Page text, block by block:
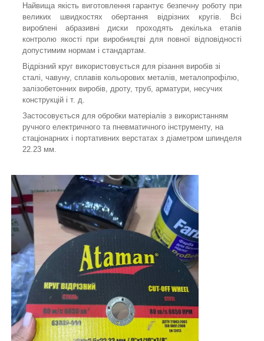
Найвища якість виготовлення гарантує безпечну роботу при
великих швидкостях обертання відрізних кругів. Всі
вироблені абразивні диски проходять декілька етапів
контролю якості при виробництві для повної відповідності
допустимим нормам і стандартам.
Відрізний круг використовується для різання виробів зі
сталі, чавуну, сплавів кольорових металів, металопрофілю,
залізобетонних виробів, дроту, труб, арматури, несучих
конструкцій і т. д.
Застосовується для обробки матеріалів з використанням
ручного електричного та пневматичного інструменту, на
стаціонарних і портативних верстатах з діаметром шпинделя
22.23 мм.